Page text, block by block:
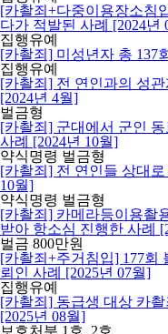
[카촬죄+다중이용장소침
다가 적발된 사례 [2024년
집행유예
[카촬죄] 미성년자 총 137
집행유예
[카촬죄] 전 연인과의 성
[2024년 4월]
벌금형
[카촬죄] 군대에서 군인
사례 [2024년 10월]
약식명령 벌금형
[카촬죄] 전 연인들 상대
10월]
약식명령 벌금형
[카촬죄] 카메라등이용촬
받아 항소심 진행한 사례
벌금 800만원
[카촬죄+주거침입] 177회
뢰인 사례 [2025년 07월]
집행유예
[카촬죄] 동급생 대상 카
[2025년 08월]
보호처분 1호, 2호